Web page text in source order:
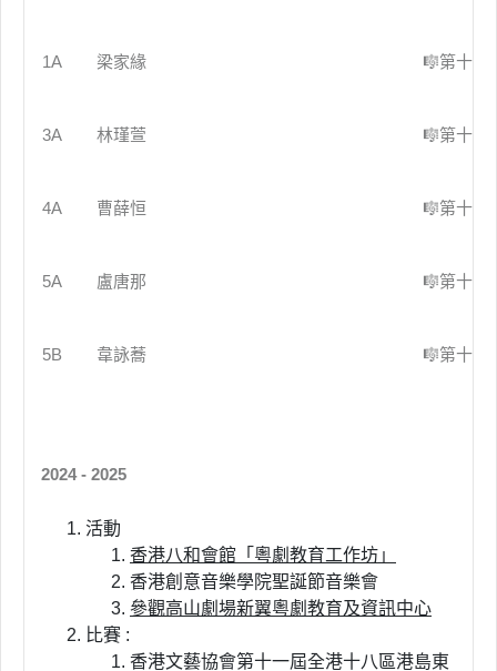
1A 梁家緣 🎼第十屆
3A 林瑾萱 🎼第十屆
4A 曹薛恒 🎼第十屆
5A 盧唐那 🎼第十屆
5B 韋詠蕎 🎼第十屆
2024 - 2025
活動
香港八和會館「粵劇教育工作坊」
香港創意音樂學院聖誕節音樂會
參觀高山劇場新翼粵劇教育及資訊中心
比賽 :
香港文藝協會第十一屆全港十八區港島東